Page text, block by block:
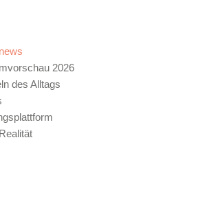
2026
des Alltags